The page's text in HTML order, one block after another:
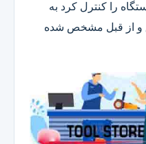
را کنترل کرد به
و از قبل مشخص شده